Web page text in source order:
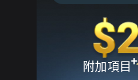
+
附加項目